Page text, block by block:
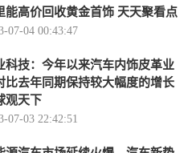
能高价回收黄金首饰 天天聚看点
07-04 00:43:47
科技：今年以来汽车内饰皮革业
比去年同期保持较大幅度的增长
观天下
07-03 22:42:51